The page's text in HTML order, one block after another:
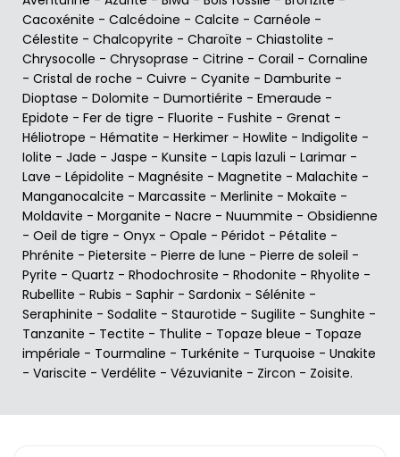
Cacoxénite - Calcédoine - Calcite - Carnéole -
Célestite - Chalcopyrite - Charoïte - Chiastolite -
Chrysocolle - Chrysoprase - Citrine - Corail - Cornaline
- Cristal de roche - Cuivre - Cyanite - Damburite -
Dioptase - Dolomite - Dumortiérite - Emeraude -
Epidote - Fer de tigre - Fluorite - Fushite - Grenat -
Héliotrope - Hématite - Herkimer - Howlite - Indigolite -
Iolite - Jade - Jaspe - Kunsite - Lapis lazuli - Larimar -
Lave - Lépidolite - Magnésite - Magnetite - Malachite -
Manganocalcite - Marcassite - Merlinite - Mokaïte -
Moldavite - Morganite - Nacre - Nuummite - Obsidienne
- Oeil de tigre - Onyx - Opale - Péridot - Pétalite -
Phrénite - Pietersite - Pierre de lune - Pierre de soleil -
Pyrite - Quartz - Rhodochrosite - Rhodonite - Rhyolite -
Rubellite - Rubis - Saphir - Sardonix - Sélénite -
Seraphinite - Sodalite - Staurotide - Sugilite - Sunghite -
Tanzanite - Tectite - Thulite - Topaze bleue - Topaze
impériale - Tourmaline - Turkénite - Turquoise - Unakite
- Variscite - Verdélite - Vézuvianite - Zircon - Zoisite.